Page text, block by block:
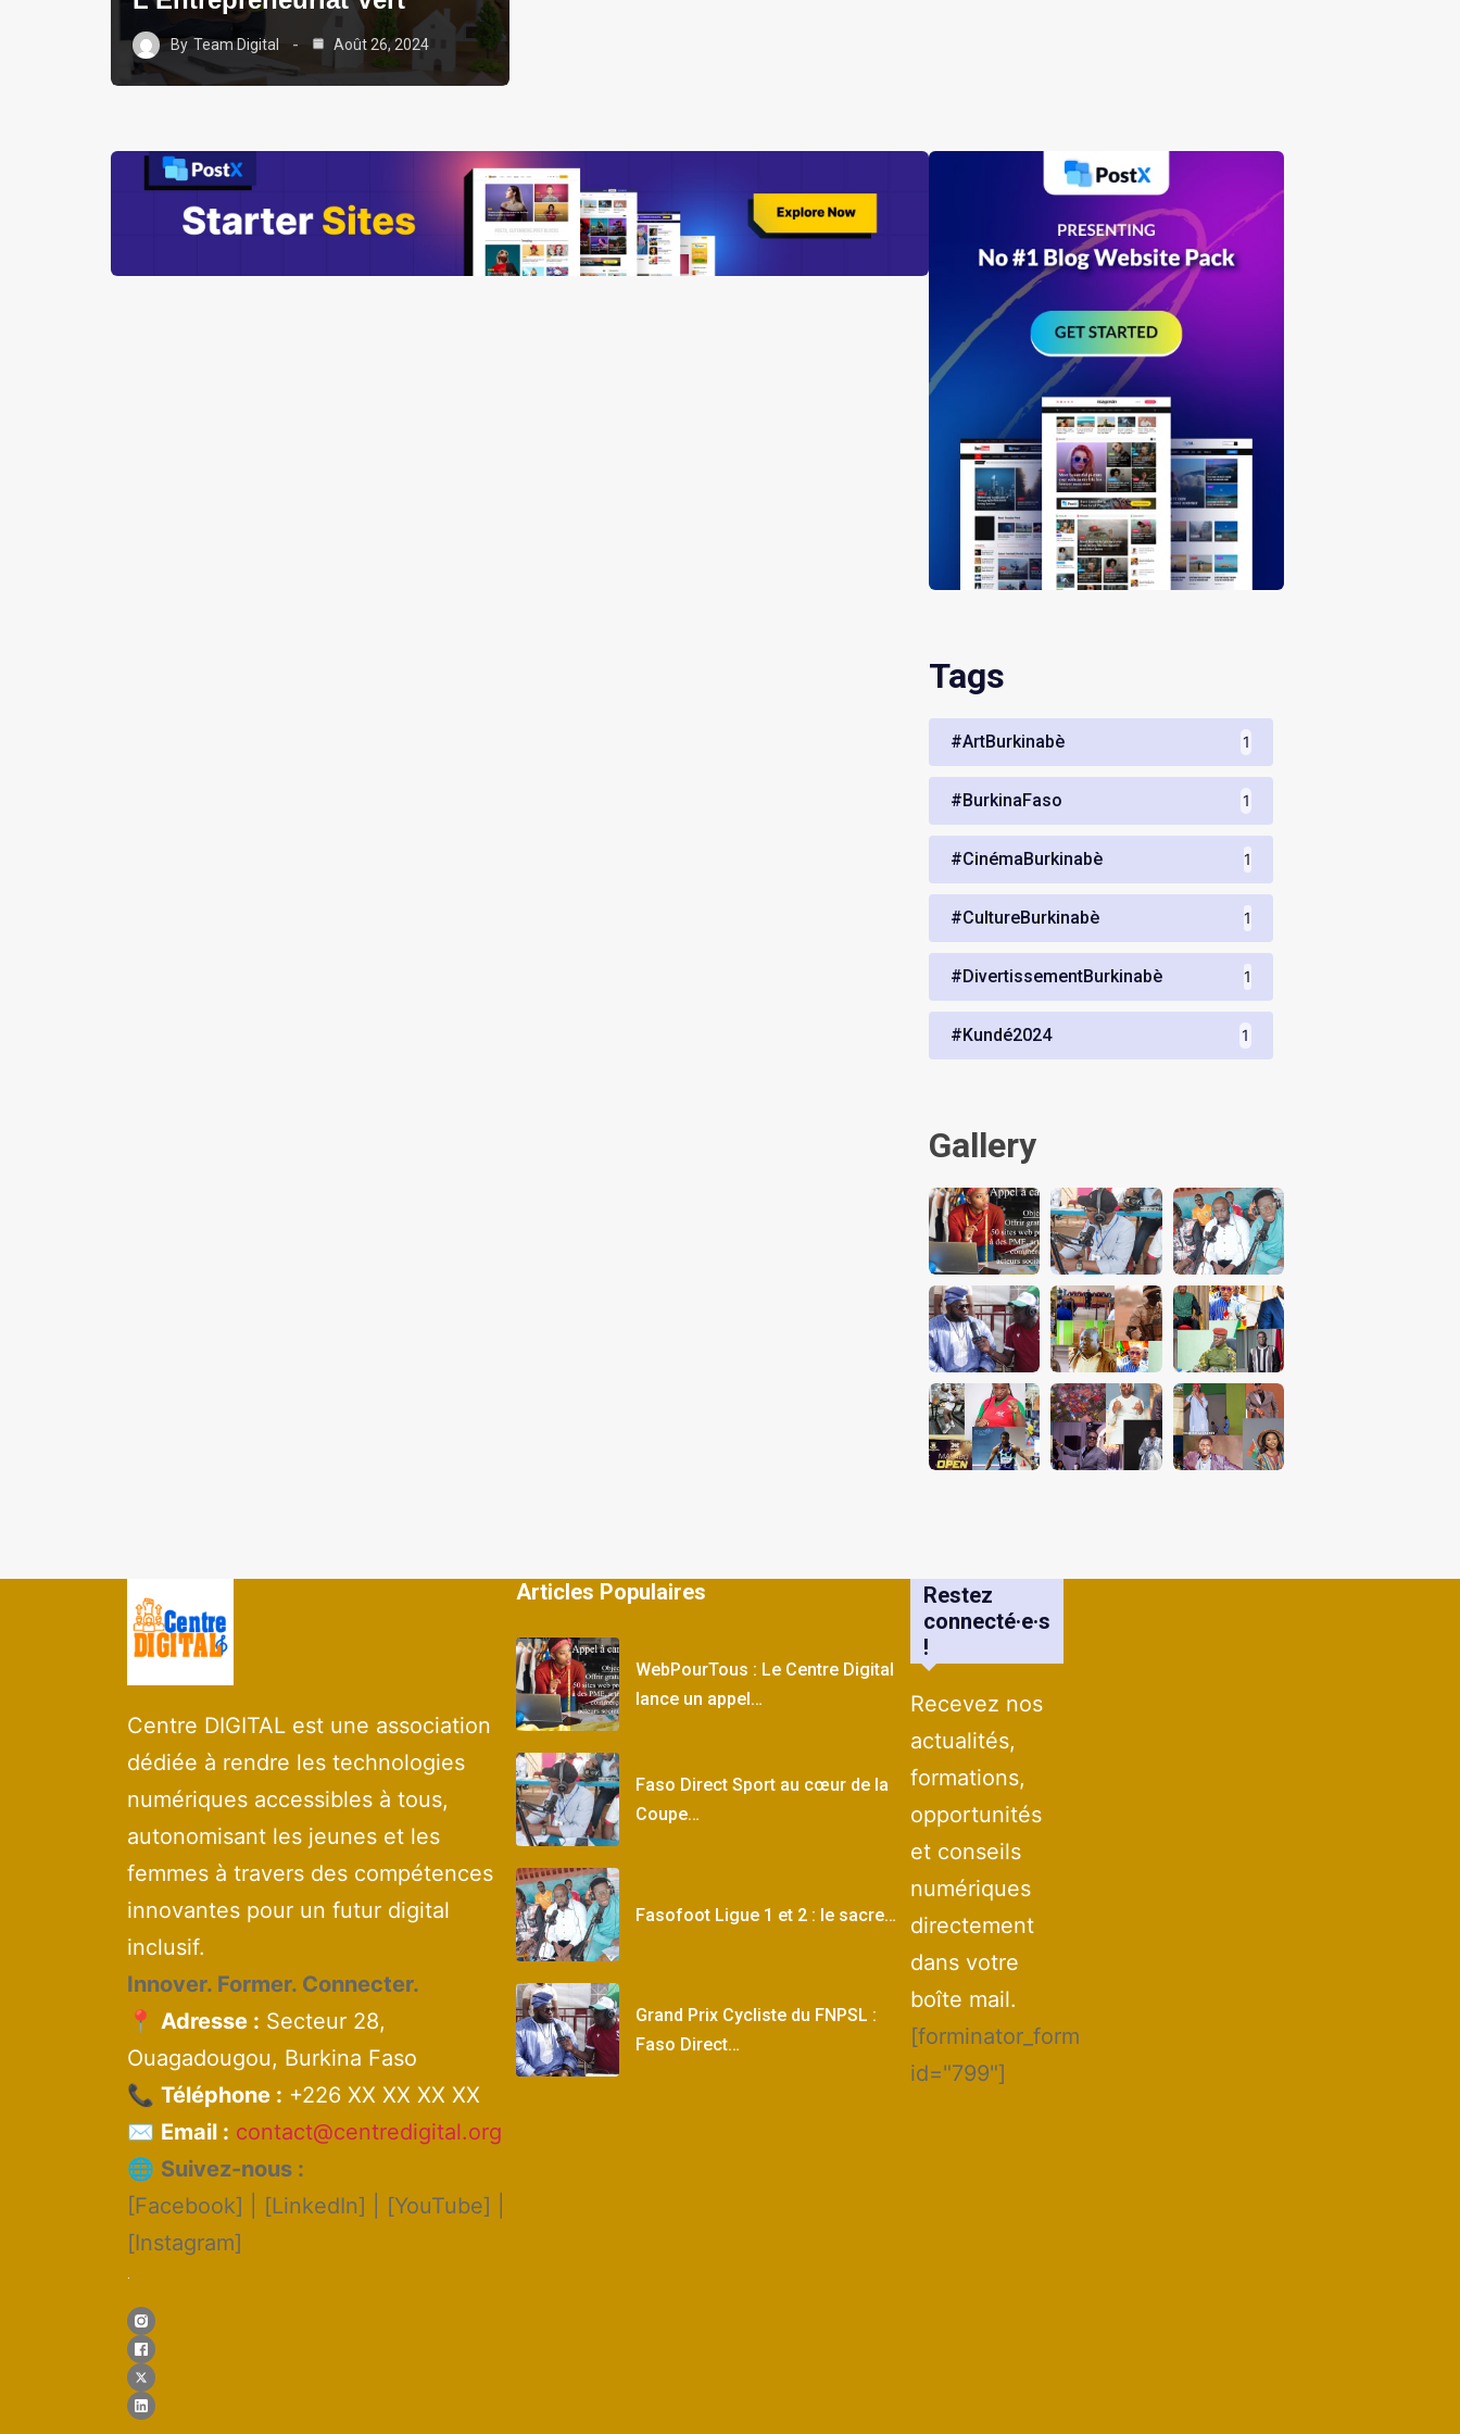
By Team Digital Août 26, 2024
Tags
#ArtBurkinabè 1
#BurkinaFaso 1
#CinémaBurkinabè 1
#CultureBurkinabè 1
#DivertissementBurkinabè 1
#Kundé2024 1
Gallery
Centre DIGITAL est une association
dédiée à rendre les technologies
numériques accessibles à tous,
autonomisant les jeunes et les
femmes à travers des compétences
innovantes pour un futur digital
inclusif.
Innover. Former. Connecter.
📍 Adresse : Secteur 28,
Ouagadougou, Burkina Faso
📞 Téléphone : +226 XX XX XX XX
✉️ Email : contact@centredigital.org
🌐 Suivez-nous :
[Facebook] | [LinkedIn] | [YouTube] |
[Instagram]
.
Articles Populaires
WebPourTous : Le Centre Digital
lance un appel…
Faso Direct Sport au cœur de la
Coupe…
Fasofoot Ligue 1 et 2 : le sacre…
Grand Prix Cycliste du FNPSL :
Faso Direct…
Restez
connecté·e·s
!
Recevez nos
actualités,
formations,
opportunités
et conseils
numériques
directement
dans votre
boîte mail.
[forminator_form
id="799"]